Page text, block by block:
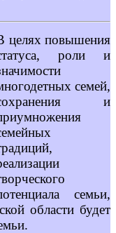
целях повышения
роли и
семей,
и
семьи,
области будет